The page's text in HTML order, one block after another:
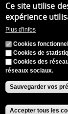
Accueil Plan du
Appel à
Accessibilité : Non
Ce site utilise
expérience
Plus d'infos
Cookies
Cookies de
Cookies des
réseaux sociaux.
Sauvegarder vos
Accepter tous les